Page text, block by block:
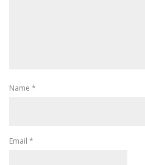
Name *
Email *